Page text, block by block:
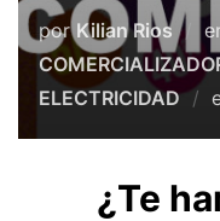
porKilian Rios
ELECTRICIDAD
¿Te